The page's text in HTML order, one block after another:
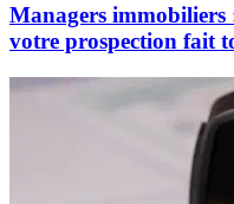
Managers
votre prospection fait